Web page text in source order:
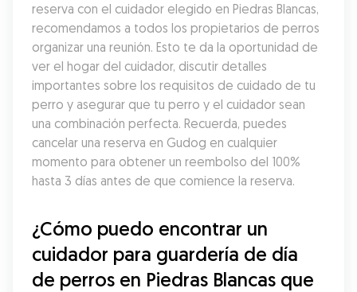
reserva con el cuidador elegido en Piedras Blancas,
recomendamos a todos los propietarios de perros
organizar una reunión. Esto te da la oportunidad de
ver el hogar del cuidador, discutir detalles
importantes sobre los requisitos de cuidado de tu
perro y asegurar que tu perro y el cuidador sean
una combinación perfecta. Recuerda, puedes
cancelar una reserva en Gudog en cualquier
momento para obtener un reembolso del 100%
hasta 3 días antes de que comience la reserva.
¿Cómo puedo encontrar un
cuidador para guardería de día
de perros en Piedras Blancas que